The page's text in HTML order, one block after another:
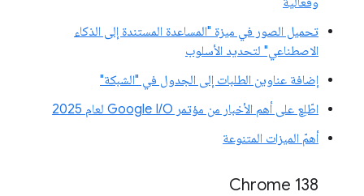
تحميل الصور في ميزة "المساعدة المستندة إلى الذكاء
الاصطناعي" لتحديد الأسلوب
إضافة عناوين الطلبات إلى الجدول في "الشبكة"
اطّلِع على أهم الأخبار من مؤتمر Google I/O لعام 2025
أهمّ الميزات المتنوعة
‫Chrome 138